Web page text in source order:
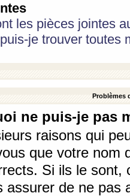
les pièces jointes
je trouver toutes
Problèmes
ne puis-je pas
raisons qui
que votre nom
Si ils le sont,
assurer de ne pas